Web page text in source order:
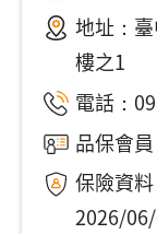
地址：
樓之1
電話：
品保會
保險資
2026/